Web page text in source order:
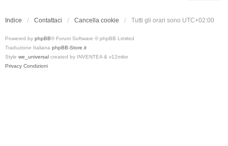
Indice Contattaci Cancella cookie Tutti gli orari sono UTC+02:00
Powered by phpBB® Forum Software © phpBB Limited
Traduzione Italiana phpBB-Store.it
Style we_universal created by INVENTEA & v12mike
Privacy Condizioni